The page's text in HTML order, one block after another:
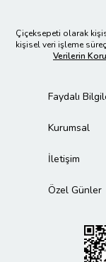
Çiçeksepeti olarak
kişisel veri işleme
Verilerin
Faydalı
Kurumsal
İletişim
Özel Günler